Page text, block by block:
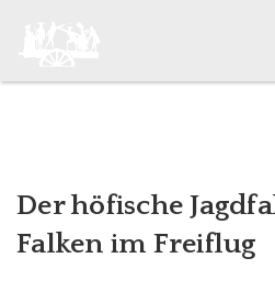
Der höfische
Falken im Freiflug